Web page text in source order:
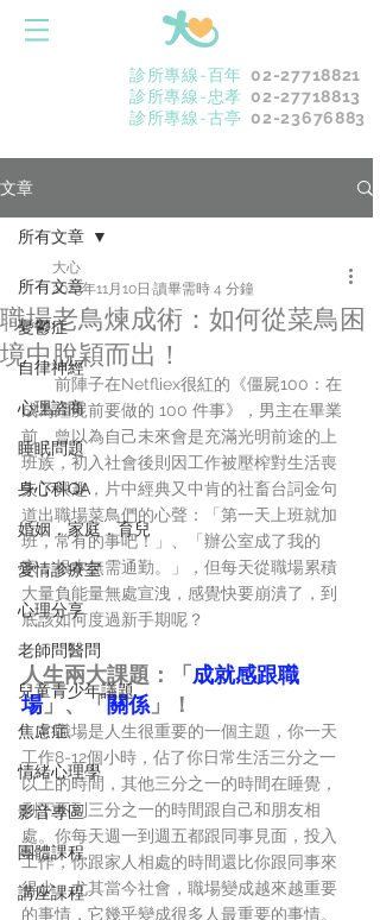
診所專線-百年 02-27718821
診所專線-忠孝
02-27718813
診所專線-古亭
02-23676883
文章
所有文章
憂鬱症
自律神經
心理諮商
睡眠問題
身心科QA
婚姻．家庭．育兒
愛情診療室
心理分享
老師問醫問
兒童青少年議題
焦慮症
情緒心理學
影音專區
團體課程
講座課程
所有文章
職場老鳥煉成術：如何從菜鳥困
境中脫穎而出！
大心
2023年11月10日 讀畢需時 4 分鐘
前陣子在Netfliex很紅的《僵屍100：在
成為殭屍前要做的 100 件事》，男主在畢業
前，曾以為自己未來會是充滿光明前途的上
班族，初入社會後則因工作被壓榨對生活喪
失了興趣，片中經典又中肯的社畜台詞金句
道出職場菜鳥們的心聲：「第一天上班就加
班，常有的事吧！」、「辦公室成了我的
家，根本無需通勤。」，但每天從職場累積
大量負能量無處宣洩，感覺快要崩潰了，到
底該如何度過新手期呢？
人生兩大課題：「成就感跟職
場」、「關係」！
職場是人生很重要的一個主題，你一天
工作8-12個小時，佔了你日常生活三分之一
以上的時間，其他三分之一的時間在睡覺，
剩下不到三分之一的時間跟自己和朋友相
處。你每天週一到週五都跟同事見面，投入
工作，你跟家人相處的時間還比你跟同事來
得少。尤其當今社會，職場變成越來越重要
的事情，它幾乎變成很多人最重要的事情。